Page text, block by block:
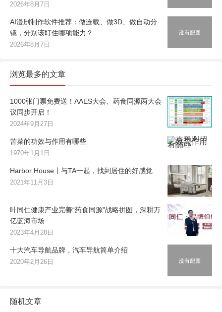
2026年8月7日
AI漫剧制作软件推荐：做连载、做3D、做自动分
镜，分别该盯住哪项能力？
2026年8月7日
浏览最多的文章
1000张门票免费送！AAES大会、药食同源两大会
议同步开启！
2024年9月27日
苦菜的功效与作用有哪些
1970年1月1日
Harbor House丨与TA一起，找到居住的好感觉
2021年11月3日
叶同仁健康产业完善“药食同源”战略拼图，深耕万
亿蓝海市场
2023年4月28日
十大汽车导航品牌，汽车导航简单介绍
2020年2月26日
随机文章